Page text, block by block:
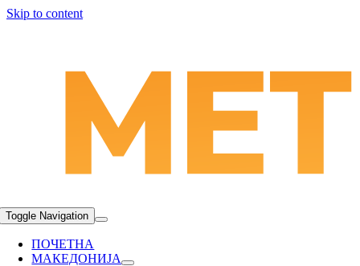
Skip to content
Toggle Navigation
ПОЧЕТНА
МАКЕДОНИЈА